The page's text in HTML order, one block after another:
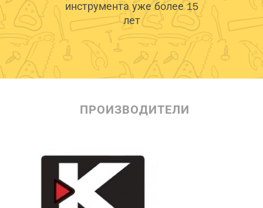
инструмента уже более 15
лет
ПРОИЗВОДИТЕЛИ